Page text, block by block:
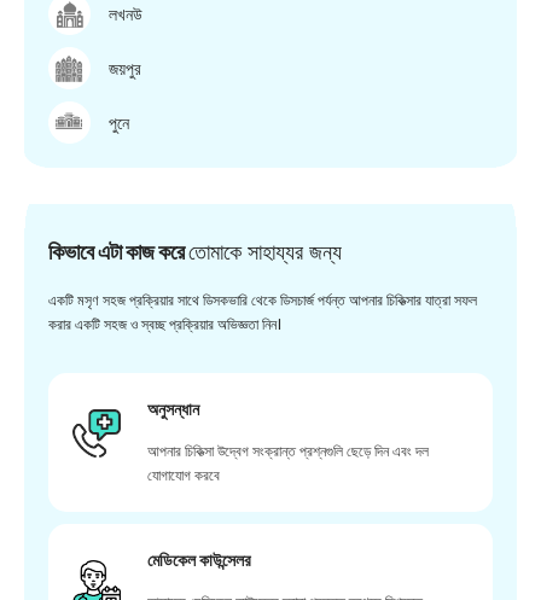
লখনউ
জয়পুর
পুনে
কিভাবে এটা কাজ করেতোমাকে সাহায্যর জন্য
একটি মসৃণ সহজ প্রক্রিয়ার সাথে ডিসকভারি থেকে ডিসচার্জ পর্যন্ত আপনার চিকিত্সার যাত্রা সফল
করার একটি সহজ ও স্বচ্ছ প্রক্রিয়ার অভিজ্ঞতা নিন।
অনুসন্ধান
আপনার চিকিত্সা উদ্বেগ সংক্রান্ত প্রশ্নগুলি ছেড়ে দিন এবং দল
যোগাযোগ করবে
মেডিকেল কাউন্সেলর